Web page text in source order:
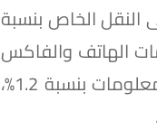
مجموعة المنفق على النقل الخاص بنسبة
بنسبة 2.7%، مجموعة خدمات الهاتف والفاكس
بنسبة 10.4%، مجموعة معدات الصوت والصورة ومعدات التصوير وتجهيز المعلومات بنسبة 1.2%،